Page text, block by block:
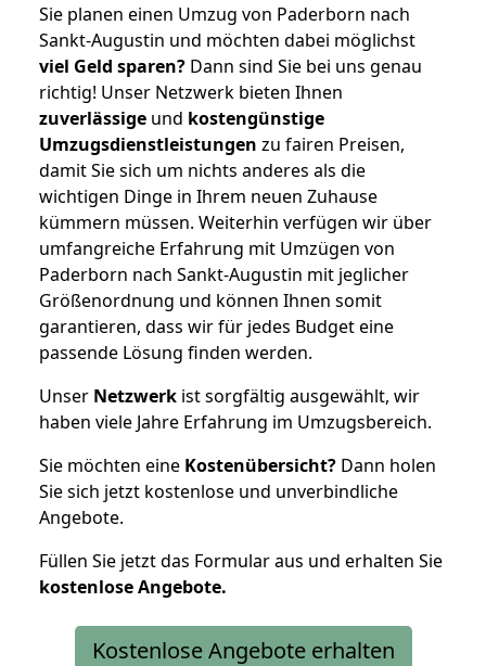
Sie planen einen Umzug von Paderborn nach
Sankt-Augustin und möchten dabei möglichst
viel Geld sparen? Dann sind Sie bei uns genau
richtig! Unser Netzwerk bieten Ihnen
zuverlässige und kostengünstige
Umzugsdienstleistungen zu fairen Preisen,
damit Sie sich um nichts anderes als die
wichtigen Dinge in Ihrem neuen Zuhause
kümmern müssen. Weiterhin verfügen wir über
umfangreiche Erfahrung mit Umzügen von
Paderborn nach Sankt-Augustin mit jeglicher
Größenordnung und können Ihnen somit
garantieren, dass wir für jedes Budget eine
passende Lösung finden werden.
Unser Netzwerk ist sorgfältig ausgewählt, wir
haben viele Jahre Erfahrung im Umzugsbereich.
Sie möchten eine Kostenübersicht? Dann holen
Sie sich jetzt kostenlose und unverbindliche
Angebote.
Füllen Sie jetzt das Formular aus und erhalten Sie
kostenloseAngebote.
Kostenlose Angebote erhalten